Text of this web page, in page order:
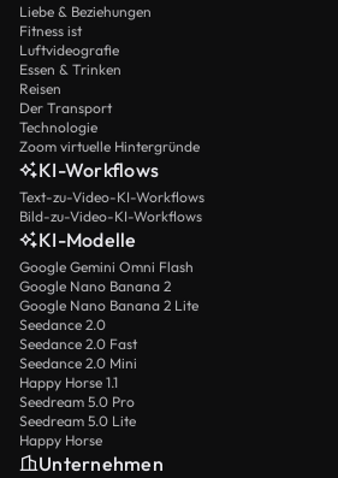
Liebe & Beziehungen
Fitness ist
Luftvideografie
Essen & Trinken
Reisen
Der Transport
Technologie
Zoom virtuelle Hintergründe
KI-Workflows
Text-zu-Video-KI-Workflows
Bild-zu-Video-KI-Workflows
KI-Modelle
Google Gemini Omni Flash
Google Nano Banana 2
Google Nano Banana 2 Lite
Seedance 2.0
Seedance 2.0 Fast
Seedance 2.0 Mini
Happy Horse 1.1
Seedream 5.0 Pro
Seedream 5.0 Lite
Happy Horse
Unternehmen